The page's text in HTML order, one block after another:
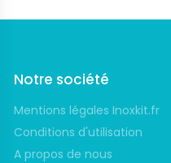
Notre société
Mentions légales Inoxkit.fr
Conditions d'utilisation
A propos de nous